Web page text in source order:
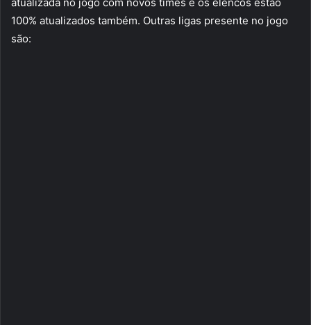
atualizada no jogo com novos times e os elencos estão
100% atualizados também. Outras ligas presente no jogo
são: